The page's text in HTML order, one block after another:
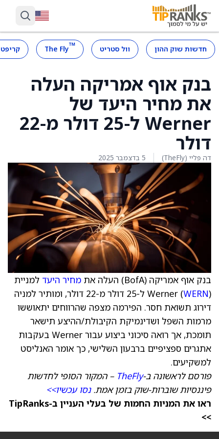
חדשות שוק ההון וול סטריט ™
The Fly
בנק אוף אמריקה העלה
את מחיר היעד של
Werner ל-25 דולר מ-22
דולר
דה פליי (TheFly) 5 בדצמבר 2025
בנק אוף אמריקה (BofA) העלה את מחיר היעד למניית
Werner (WERN
) ל-25 דולר מ-22 דולר, ומותיר למניה
דירוג תשואת חסר. הפירמה מצפה שהרווחים יתאוששו
מרמות השפל ושדינמיקת הקיבולת/ההיצע תישאר
תומכת, אך רואה סיכוני ביצוע עבור Werner בעקבות
אתגרים ספציפיים ברבעון השלישי, כך אומר האנליסט
למשקיעים.
פורסם לראשונה ב-TheFly – המקור הסופי לחדשות
פיננסיות שוברות-שוק בזמן אמת.נסו עכשיו>>
ראו את המניות החמות של בעלי העניין ב-TipRanks
>>